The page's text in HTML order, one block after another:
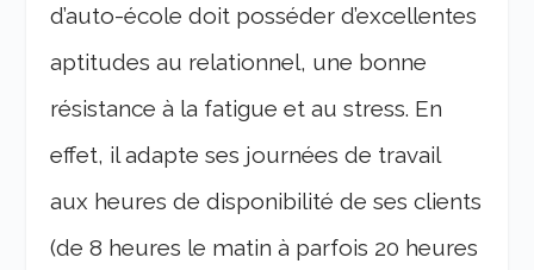
d’auto-école doit posséder d’excellentes
aptitudes au relationnel, une bonne
résistance à la fatigue et au stress. En
effet, il adapte ses journées de travail
aux heures de disponibilité de ses clients
(de 8 heures le matin à parfois 20 heures